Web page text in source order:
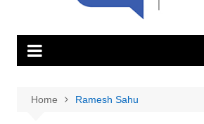
Home Ramesh Sahu